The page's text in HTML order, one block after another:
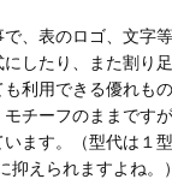
、表のロゴ、文字
したり、また割り
利用できる優れも
モチーフのままです
ます。（型代は１
抑えられますよね。）